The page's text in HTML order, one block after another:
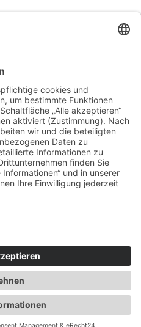
*Erforderlich